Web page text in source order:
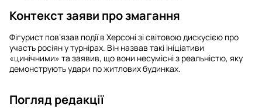
Контекст заяви про змагання
Фігурист пов’язав події в Херсоні зі світовою дискусією про
участь росіян у турнірах. Він назвав такі ініціативи
«цинічними» та заявив, що вони несумісні з реальністю, яку
демонструють удари по житлових будинках.
Погляд редакції